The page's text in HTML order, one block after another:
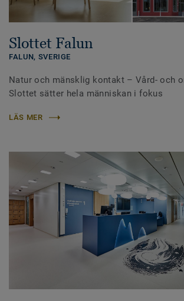
Slottet Falun
FALUN, SVERIGE
Natur och mänsklig kontakt – Vård- och
Slottet sätter hela människan i fokus
LÄS MER